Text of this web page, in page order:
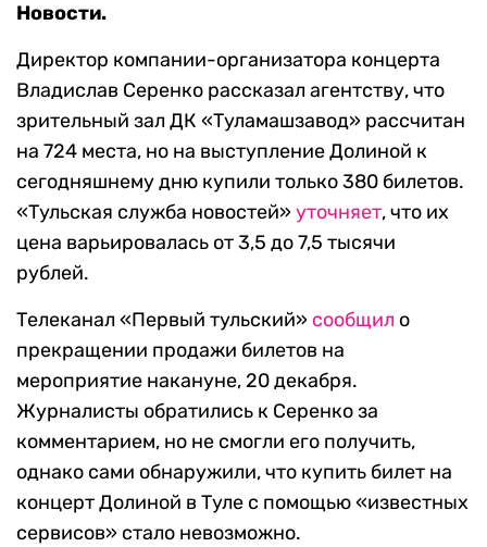
Новости.
Директор компании-организатора концерта
Владислав Серенко рассказал агентству, что
зрительный зал ДК «Туламашзавод» рассчитан
на 724 места, но на выступление Долиной к
сегодняшнему дню купили только 380 билетов.
«Тульская служба новостей»уточняет, что их
цена варьировалась от 3,5 до 7,5 тысячи
рублей.
Телеканал «Первый тульский» сообщил о
прекращении продажи билетов на
мероприятие накануне, 20 декабря.
Журналисты обратились к Серенко за
комментарием, но не смогли его получить,
однако сами обнаружили, что купить билет на
концерт Долиной в Туле с помощью «известных
сервисов» стало невозможно.